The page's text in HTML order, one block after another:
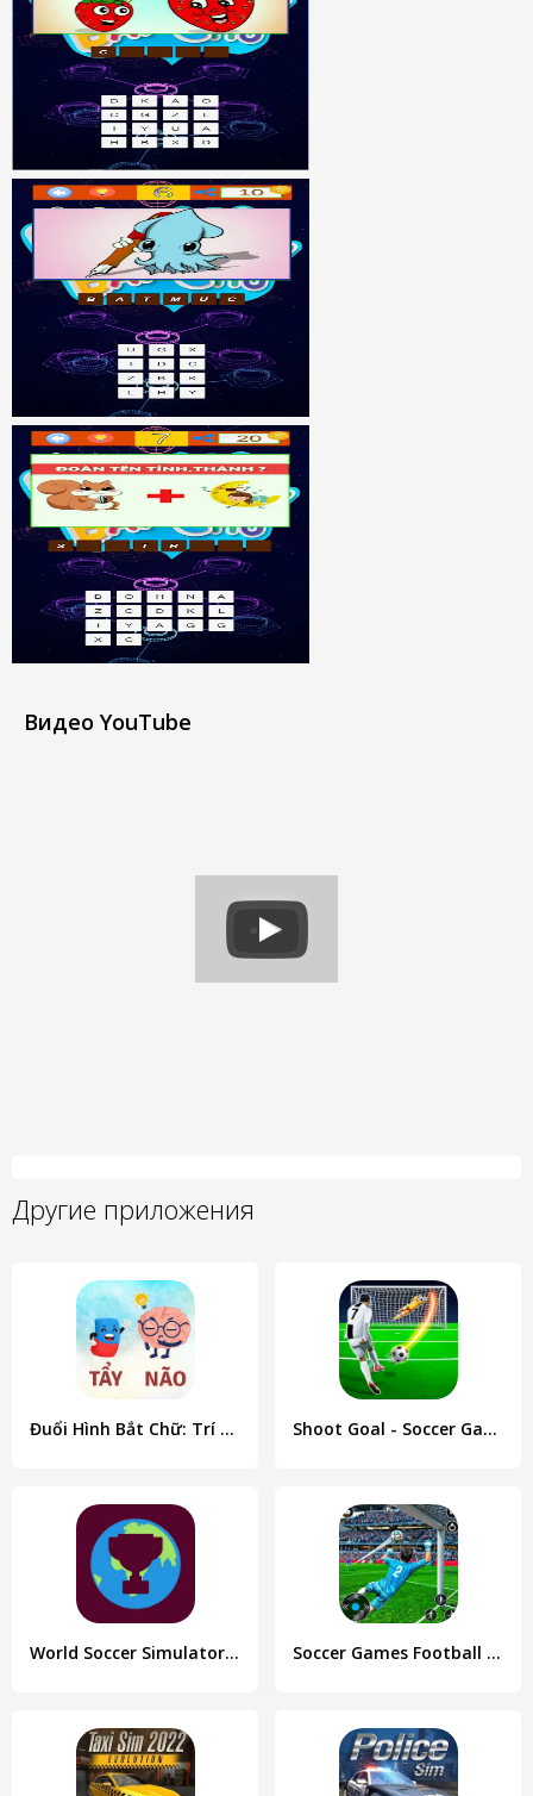
Видео YouTube
Другие приложения
Đuổi Hình Bắt Chữ: Trí Tuệ Shoot Goal - Soccer Games 2022
World Soccer Simulator 2022 Soccer Games Football 2022